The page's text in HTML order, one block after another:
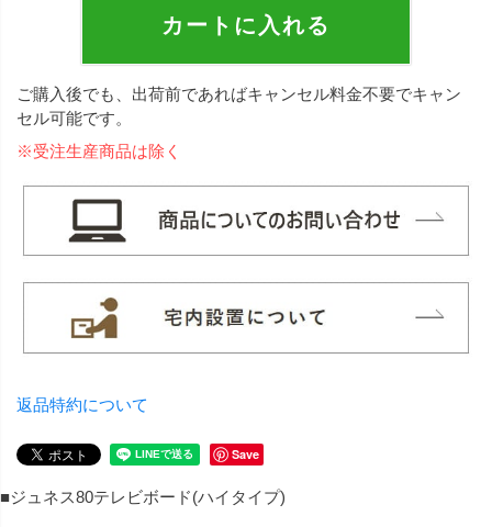
カートに入れる
ご購入後でも、出荷前であればキャンセル料金不要でキャン
セル可能です。
※受注生産商品は除く
返品特約について
Save
■ジュネス80テレビボード(ハイタイプ)